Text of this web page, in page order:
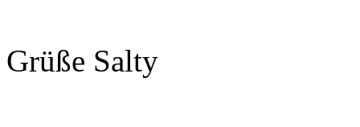
Grüße Salty